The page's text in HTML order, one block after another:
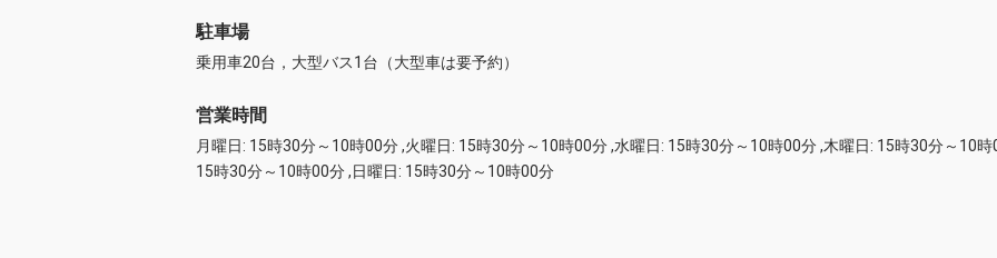
駐車場
乗用車20台，大型バス1台（大型車は要予約）
営業時間
月曜日: 15時30分～10時00分 ,火曜日: 15時30分～10時00分 ,水曜日: 15時30分～10時00分 ,木曜日: 15時30分～10
15時30分～10時00分 ,日曜日: 15時30分～10時00分